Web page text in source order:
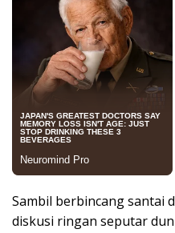
Sambil berbincang santai
diskusi ringan seputar